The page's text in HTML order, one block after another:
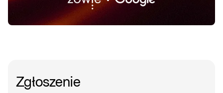
Zgłoszenie